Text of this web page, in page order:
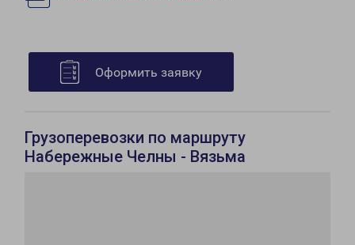
Оформить заявку
Грузоперевозки по маршруту
Набережные Челны - Вязьма